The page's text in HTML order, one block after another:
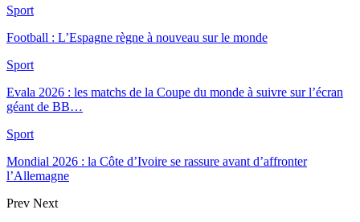
Sport
Football : L’Espagne règne à nouveau sur le monde
Sport
Evala 2026 : les matchs de la Coupe du monde à suivre sur l’écran
géant de BB…
Sport
Mondial 2026 : la Côte d’Ivoire se rassure avant d’affronter
l’Allemagne
Prev Next